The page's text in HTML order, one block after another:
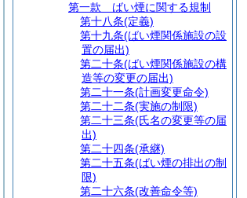
第一款
ばい煙に関する規制
第十八条(定義)
第十九条(ばい煙関係施設の設
置の届出)
第二十条(ばい煙関係施設の構
造等の変更の届出)
第二十一条(計画変更命令)
第二十二条(実施の制限)
第二十三条(氏名の変更等の届
出)
第二十四条(承継)
第二十五条(ばい煙の排出の制
限)
第二十六条(改善命令等)